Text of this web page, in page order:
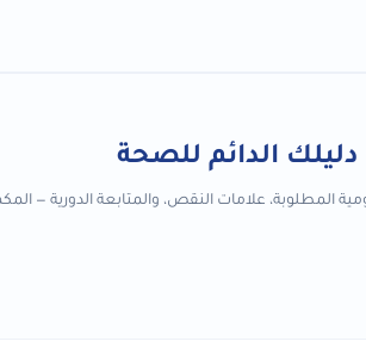
الدائم للصحة
المطلوبة، علامات النقص، والمتابعة الدورية —